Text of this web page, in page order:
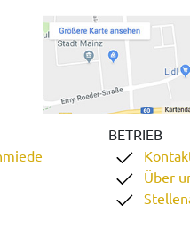
BETRIEB
Über